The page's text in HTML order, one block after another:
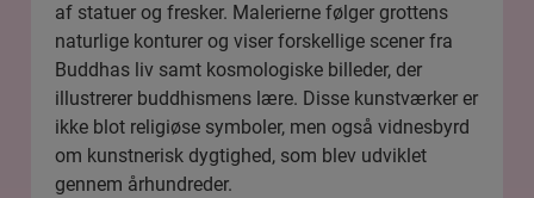
af statuer og fresker. Malerierne følger grottens
naturlige konturer og viser forskellige scener fra
Buddhas liv samt kosmologiske billeder, der
illustrerer buddhismens lære. Disse kunstværker er
ikke blot religiøse symboler, men også vidnesbyrd
om kunstnerisk dygtighed, som blev udviklet
gennem århundreder.